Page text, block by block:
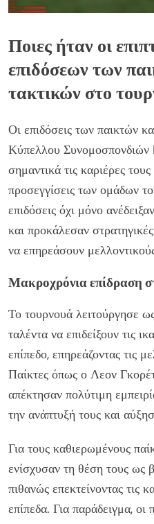
Ποιες ήταν οι
επιδόσεων των
τακτικών στο
Οι επιδόσεις των παικτών
Κύπελλου
σημαντικά τις καριέρες τους
προσεγγίσεις των ομάδων
επιδόσεις όχι μόνο
και προκάλεσαν
να επηρεάσουν
Μακροχρόνια επίδραση
Το τουρνουά λειτούργησε
ταλέντα να επιδείξουν τις
επίπεδο, επηρεάζοντας τις
Παίκτες όπως ο Λεον
απέκτησαν πολύτιμη
την ανάπτυξή τους και
Για τους καθιερωμένους
ενίσχυσαν τη θέση τους ως
πιθανώς επεκτείνοντας τις
επίπεδα. Για παράδειγμα, οι